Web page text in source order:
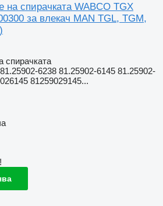
на спирачката WABCO TGX
за влекач MAN TGL, TGM,
спирачката
6238 81.25902-6145 81.25902-
81259029145...